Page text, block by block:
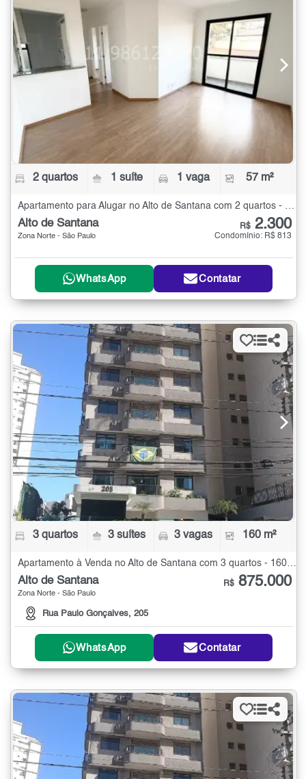
2 quartos 1 suíte 1 vaga 57 m²
Apartamento para Alugar no Alto de Santana com 2 quartos - 57 m²
Alto de Santana
Zona Norte - São Paulo
R$ 2.300
Condomínio: R$ 813
WhatsApp Contatar
3 quartos 3 suítes 3 vagas 160 m²
Apartamento à Venda no Alto de Santana com 3 quartos - 160 m²
Alto de Santana
Zona Norte - São Paulo
Rua Paulo Gonçalves, 205
R$ 875.000
WhatsApp Contatar